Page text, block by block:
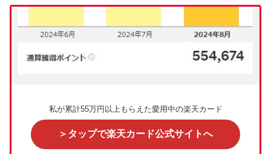
私が累計55万円以上もらえた愛用中の楽天カード
＞タップで楽天カード公式サイトへ